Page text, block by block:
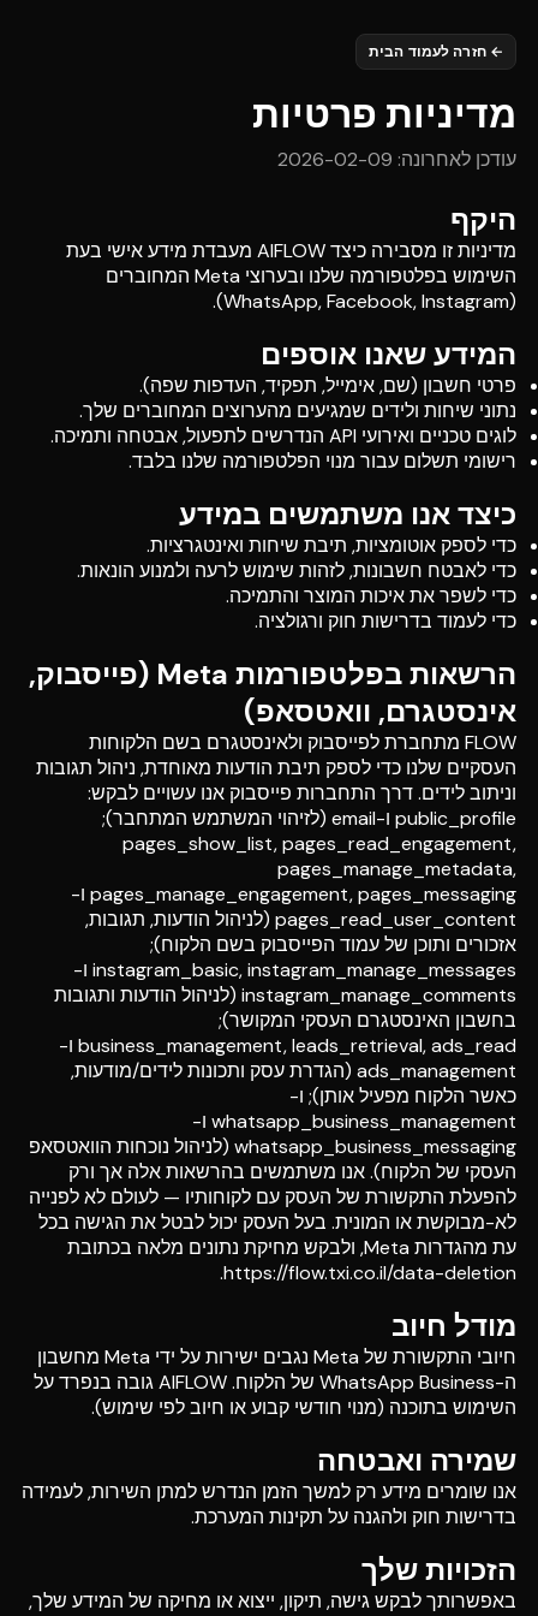
←חזרה לעמוד הבית
מדיניות פרטיות
עודכן לאחרונה: 2026-02-09
היקף
מדיניות זו מסבירה כיצד AIFLOW מעבדת מידע אישי בעת
השימוש בפלטפורמה שלנו ובערוצי Meta המחוברים
(WhatsApp, Facebook, Instagram).
המידע שאנו אוספים
פרטי חשבון (שם, אימייל, תפקיד, העדפות שפה).
נתוני שיחות ולידים שמגיעים מהערוצים המחוברים שלך.
לוגים טכניים ואירועי API הנדרשים לתפעול, אבטחה ותמיכה.
רישומי תשלום עבור מנוי הפלטפורמה שלנו בלבד.
כיצד אנו משתמשים במידע
כדי לספק אוטומציות, תיבת שיחות ואינטגרציות.
כדי לאבטח חשבונות, לזהות שימוש לרעה ולמנוע הונאות.
כדי לשפר את איכות המוצר והתמיכה.
כדי לעמוד בדרישות חוק ורגולציה.
הרשאות בפלטפורמות Meta (פייסבוק,
אינסטגרם, וואטסאפ)
FLOW מתחברת לפייסבוק ולאינסטגרם בשם הלקוחות
העסקיים שלנו כדי לספק תיבת הודעות מאוחדת, ניהול תגובות
וניתוב לידים. דרך התחברות פייסבוק אנו עשויים לבקש:
public_profile ו-email (לזיהוי המשתמש המתחבר);
pages_show_list, pages_read_engagement,
pages_manage_metadata,
pages_manage_engagement, pages_messaging ו-
pages_read_user_content (לניהול הודעות, תגובות,
אזכורים ותוכן של עמוד הפייסבוק בשם הלקוח);
instagram_basic, instagram_manage_messages ו-
instagram_manage_comments (לניהול הודעות ותגובות
בחשבון האינסטגרם העסקי המקושר);
business_management, leads_retrieval, ads_read ו-
ads_management (הגדרת עסק ותכונות לידים/מודעות,
כאשר הלקוח מפעיל אותן); ו-
whatsapp_business_management ו-
whatsapp_business_messaging (לניהול נוכחות הוואטסאפ
העסקי של הלקוח). אנו משתמשים בהרשאות אלה אך ורק
להפעלת התקשורת של העסק עם לקוחותיו — לעולם לא לפנייה
לא-מבוקשת או המונית. בעל העסק יכול לבטל את הגישה בכל
עת מהגדרות Meta, ולבקש מחיקת נתונים מלאה בכתובת
https://flow.txi.co.il/data-deletion.
מודל חיוב
חיובי התקשורת של Meta נגבים ישירות על ידי Meta מחשבון
ה-WhatsApp Business של הלקוח. AIFLOW גובה בנפרד על
השימוש בתוכנה (מנוי חודשי קבוע או חיוב לפי שימוש).
שמירה ואבטחה
אנו שומרים מידע רק למשך הזמן הנדרש למתן השירות, לעמידה
בדרישות חוק ולהגנה על תקינות המערכת.
הזכויות שלך
באפשרותך לבקש גישה, תיקון, ייצוא או מחיקה של המידע שלך,